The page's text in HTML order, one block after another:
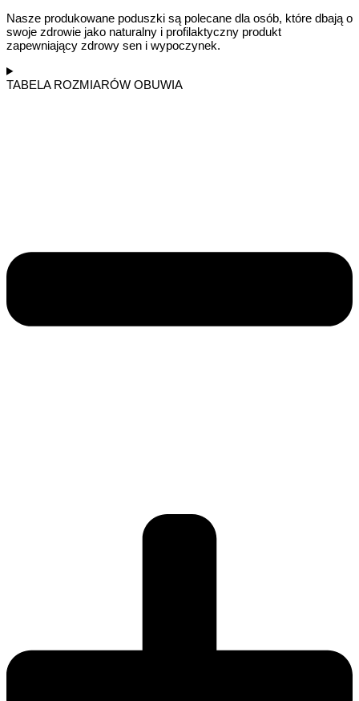
Nasze produkowane poduszki są polecane dla osób, które dbają o
swoje zdrowie jako naturalny i profilaktyczny produkt
zapewniający zdrowy sen i wypoczynek.
TABELA ROZMIARÓW OBUWIA